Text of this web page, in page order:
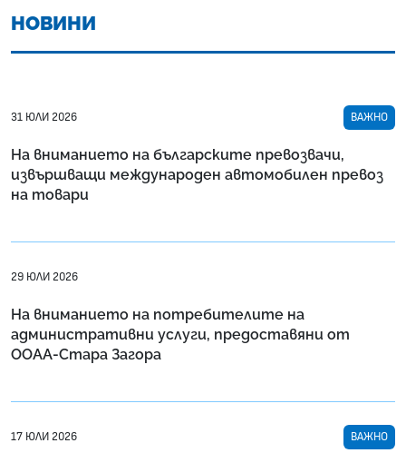
НОВИНИ
31 ЮЛИ 2026 ВАЖНО
На вниманието на българските превозвачи,
извършващи международен автомобилен превоз
на товари
29 ЮЛИ 2026
На вниманието на потребителите на
административни услуги, предоставяни от
ООАА-Стара Загора
17 ЮЛИ 2026 ВАЖНО